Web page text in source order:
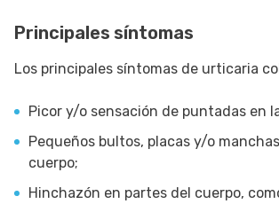
Principales síntomas
Los principales síntomas de urticaria
Picor y/o sensación de puntadas en
Pequeños bultos, placas y/o
cuerpo;
Hinchazón en partes del cuerpo,